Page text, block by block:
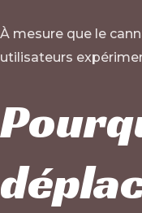
À mesure que le
utilisateurs